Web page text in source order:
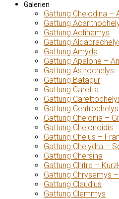
Galerien
Gattung Chelodina –
Gattung
Gattung Actinemys
Gattung
Gattung Amyda
Gattung Apalone –
Gattung Astrochelys
Gattung Batagur
Gattung Caretta
Gattung
Gattung Centrochelys
Gattung Chelonia –
Gattung Chelonoidis
Gattung Chelus –
Gattung Chelydra –
Gattung Chersina
Gattung Chitra –
Gattung Chrysemys
Gattung Claudius
Gattung Clemmys